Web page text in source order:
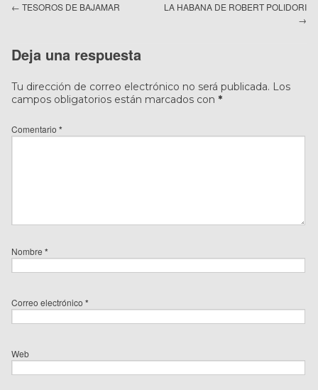
← TESOROS DE BAJAMAR
LA HABANA DE ROBERT POLIDORI
→
Deja una respuesta
Tu dirección de correo electrónico no será publicada. Los
campos obligatorios están marcados con *
Comentario *
Nombre *
Correo electrónico *
Web